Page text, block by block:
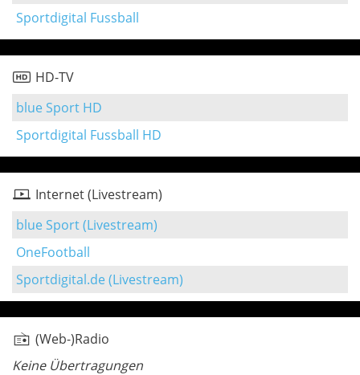
Sportdigital Fussball
HD-TV
blue Sport HD
Sportdigital Fussball HD
Internet (Livestream)
blue Sport (Livestream)
OneFootball
Sportdigital.de (Livestream)
(Web-)Radio
Keine Übertragungen